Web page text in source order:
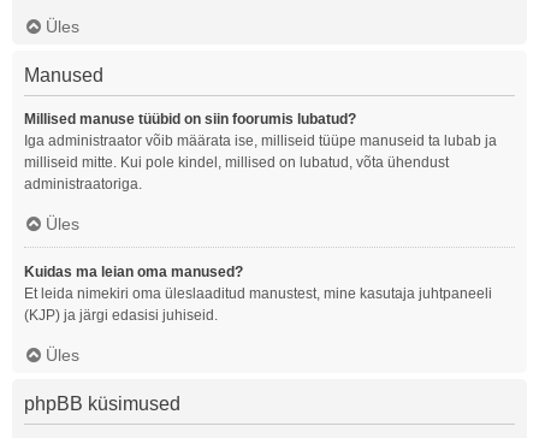
Üles
Manused
Millised manuse tüübid on siin foorumis lubatud?
Iga administraator võib määrata ise, milliseid tüüpe manuseid ta lubab ja
milliseid mitte. Kui pole kindel, millised on lubatud, võta ühendust
administraatoriga.
Üles
Kuidas ma leian oma manused?
Et leida nimekiri oma üleslaaditud manustest, mine kasutaja juhtpaneeli
(KJP) ja järgi edasisi juhiseid.
Üles
phpBB küsimused